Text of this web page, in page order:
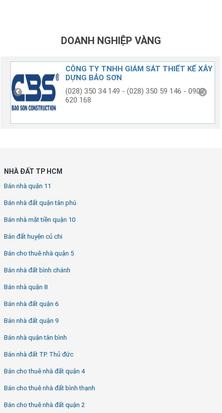
DOANH NGHIỆP VÀNG
CÔNG TY TNHH GIÁM SÁT THIẾT KẾ XÂY
DỰNG BẢO SƠN
(028) 350 34 149 - (028) 350 59 146 - 0903
620 168
NHÀ ĐẤT TP HCM
Bán nhà quận 11
Bán nhà đất quận tân phú
Bán nhà mặt tiền quận 10
Bán đất huyện củ chi
Bán cho thuê nhà quận 5
Bán nhà đất bình chánh
Bán nhà quận 8
Bán nhà đất quận 6
Bán nhà đất quận 9
Bán nhà quận tân bình
Bán nhà đất TP. Thủ đức
Bán cho thuê nhà đất quận 4
Bán cho thuê nhà đất bình thạnh
Bán cho thuê nhà đất quận 2